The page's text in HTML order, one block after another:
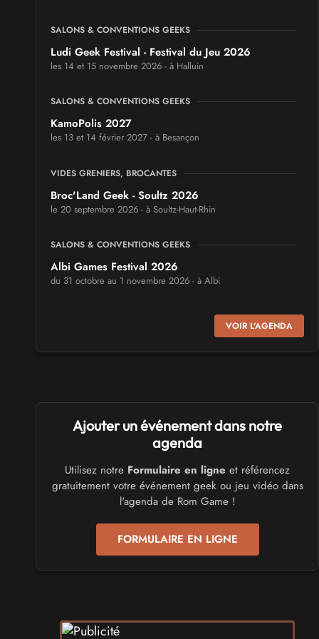
SALONS & CONVENTIONS GEEKS
Ludi Geek Festival - Festival du Jeu 2026
les 14 et 15 novembre 2026 - à Halluin
SALONS & CONVENTIONS GEEKS
KamoPolis 2027
les 13 et 14 février 2027 - à Besançon
VIDES GRENIERS, BROCANTES
Broc'Land Geek - Soultz 2026
le 20 septembre 2026 - à Soultz-Haut-Rhin
SALONS & CONVENTIONS GEEKS
Albi Games Festival 2026
du 31 octobre au 1 novembre 2026 - à Albi
Virtual Calais - salon du jeu vidéo et des loisirs
numériques 2026
SALONS & CONVENTIONS GEEKS
Trolls et Légendes 2027
du 26 au 28 mars 2027 - à Mons
CULTURE JAPONAISE ET OTAKU
Mang'Azur 2027
les 24 et 25 avril 2027 - à Toulon
SALONS & CONVENTIONS GEEKS
Play Azur Festival 2027
SALONS & CONVENTIONS GEEKS
VOIR L'AGENDA
Ajouter un événement dans notre
agenda
Utilisez notre Formulaire en ligne et référencez
gratuitement votre événement geek ou jeu vidéo dans
l'agenda de Rom Game !
FORMULAIRE EN LIGNE